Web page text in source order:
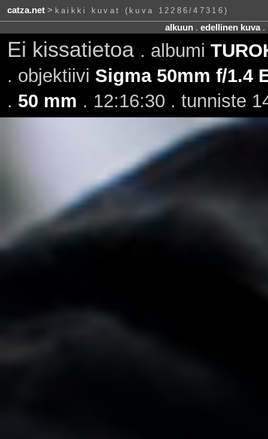
catza.net> kaikki kuvat (kuva 12286/47316)
alkuun. edellinen kuva.
Ei kissatietoa . albumi
. objektiivi Sigma 50mm f/1.4
. 50 mm . 12:16:30 . tunniste